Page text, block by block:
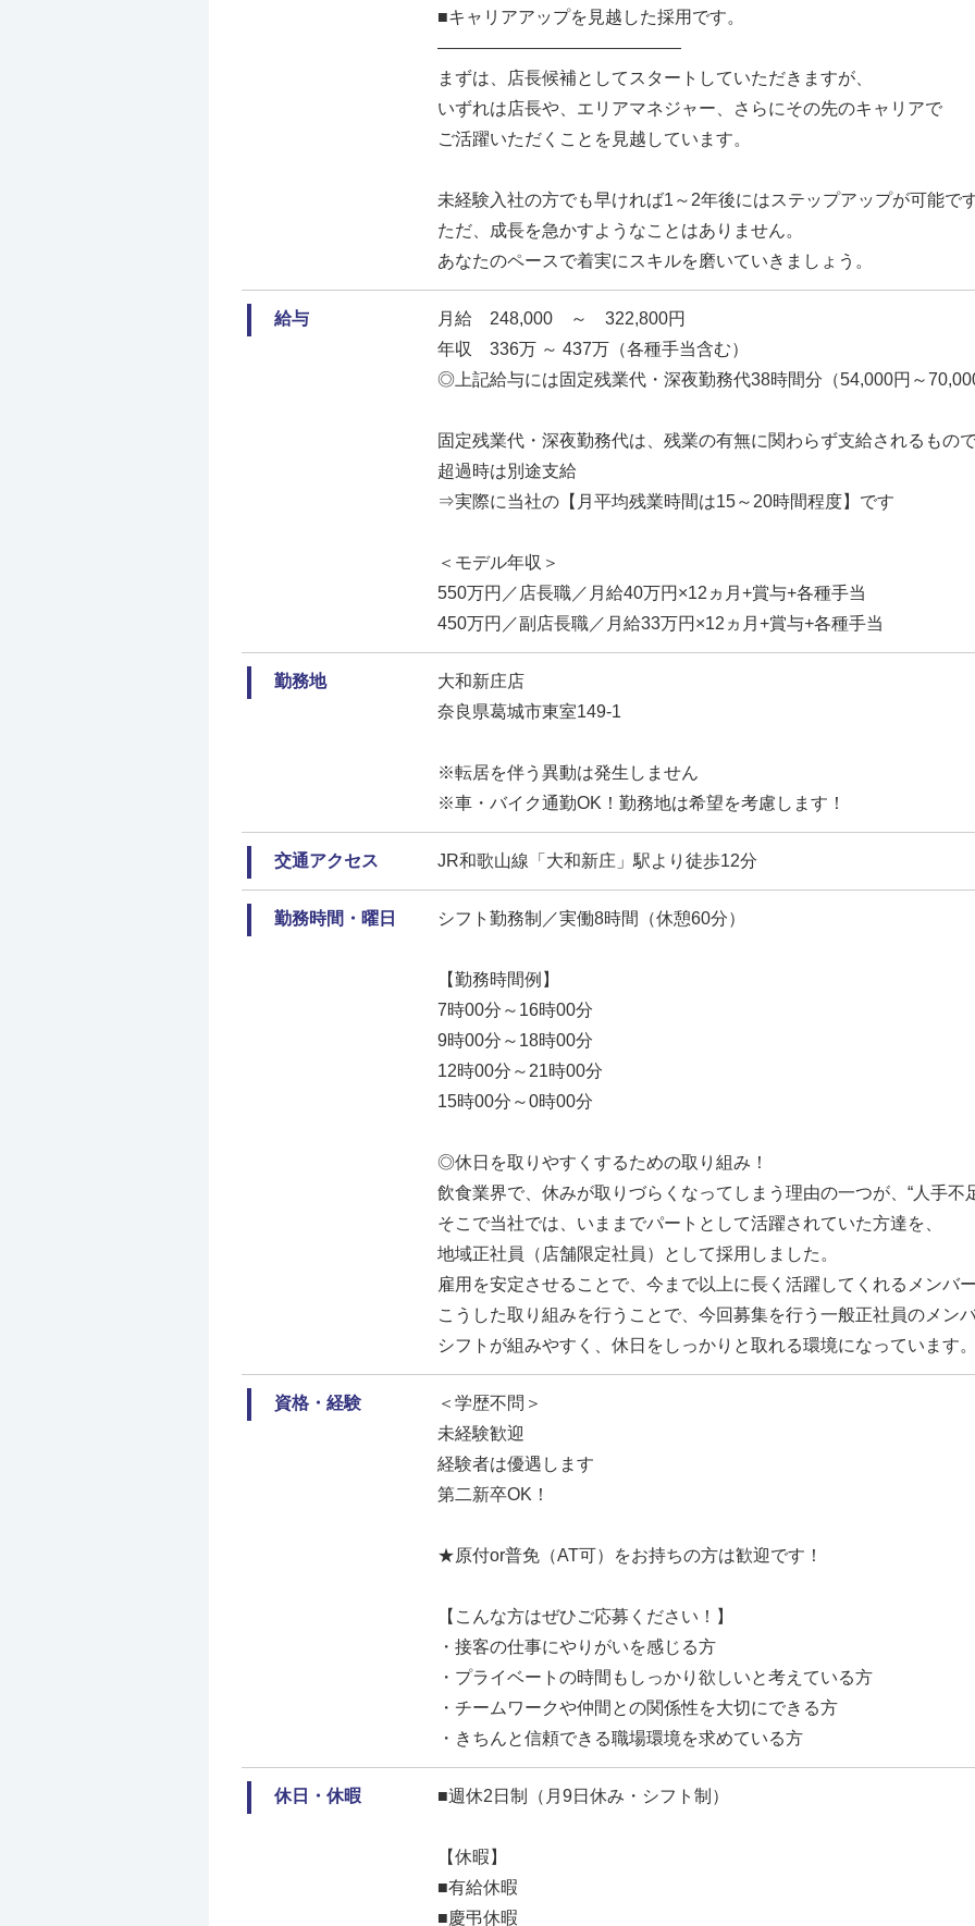
■キャリアアップを見越した採用です。
――――――――――――――
まずは、店長候補としてスタートしていただきますが、
いずれは店長や、エリアマネジャー、さらにその先のキャリアで
ご活躍いただくことを見越しています。
未経験入社の方でも早ければ1～2年後にはステップアップが可能で
ただ、成長を急かすようなことはありません。
あなたのペースで着実にスキルを磨いていきましょう。
給与
月給 248,000 ～ 322,800円
年収 336万 ～ 437万（各種手当含む）
◎上記給与には固定残業代・深夜勤務代38時間分（54,000円～
固定残業代・深夜勤務代は、残業の有無に関わらず支給されるもの
超過時は別途支給
⇒実際に当社の【月平均残業時間は15～20時間程度】です
＜モデル年収＞
550万円／店長職／月給40万円×12ヵ月+賞与+各種手当
450万円／副店長職／月給33万円×12ヵ月+賞与+各種手当
勤務地
大和新庄店
奈良県葛城市東室149-1
※転居を伴う異動は発生しません
※車・バイク通勤OK！勤務地は希望を考慮します！
交通アクセス JR和歌山線「大和新庄」駅より徒歩12分
勤務時間・曜日 シフト勤務制／実働8時間（休憩60分）
【勤務時間例】
7時00分～16時00分
9時00分～18時00分
12時00分～21時00分
15時00分～0時00分
◎休日を取りやすくするための取り組み！
飲食業界で、休みが取りづらくなってしまう理由の一つが、“人手不
そこで当社では、いままでパートとして活躍されていた方達を、
地域正社員（店舗限定社員）として採用しました。
雇用を安定させることで、今まで以上に長く活躍してくれるメンバ
こうした取り組みを行うことで、今回募集を行う一般正社員のメン
シフトが組みやすく、休日をしっかりと取れる環境になっています
資格・経験
＜学歴不問＞
未経験歓迎
経験者は優遇します
第二新卒OK！
★原付or普免（AT可）をお持ちの方は歓迎です！
【こんな方はぜひご応募ください！】
・接客の仕事にやりがいを感じる方
・プライベートの時間もしっかり欲しいと考えている方
・チームワークや仲間との関係性を大切にできる方
・きちんと信頼できる職場環境を求めている方
休日・休暇 ■週休2日制（月9日休み・シフト制）
【休暇】
■有給休暇
■慶弔休暇